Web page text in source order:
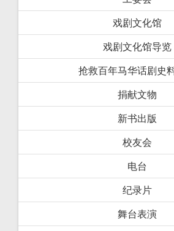
戏剧文化馆
戏剧文化馆导览
抢救百年马华话剧史
捐献文物
新书出版
校友会
电台
纪录片
舞台表演